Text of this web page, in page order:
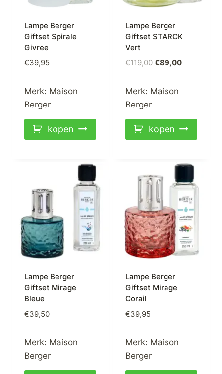
Lampe Berger
Giftset Spirale
Givree
€39,95
Merk: Maison
Berger
kopen
Lampe Berger
Giftset STARCK
Vert
€119,00 Oorspronkelijke
was:
€89,00Huidige
Merk: Maison
Berger
kopen
Lampe Berger
Giftset Mirage
Bleue
€39,50
Merk: Maison
Berger
Lampe Berger
Giftset Mirage
Corail
€39,95
Merk: Maison
Berger